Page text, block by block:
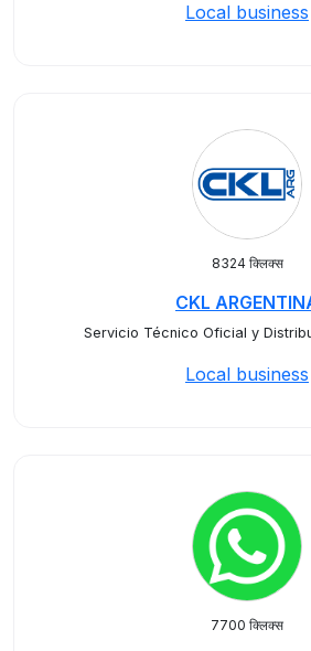
Local business
8324 क्लिक्स
CKL
Servicio Técnico Oficial y
Local business
7700 क्लिक्स